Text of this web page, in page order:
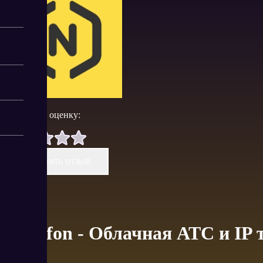
Поставить оценку:
Novofon - Облачная АТС и IP